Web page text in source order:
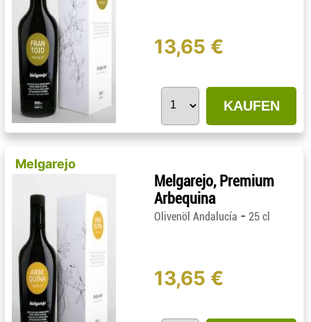
13,65 €
KAUFEN
Melgarejo
Melgarejo, Premium
Arbequina
Olivenöl Andalucía - 25 cl
13,65 €